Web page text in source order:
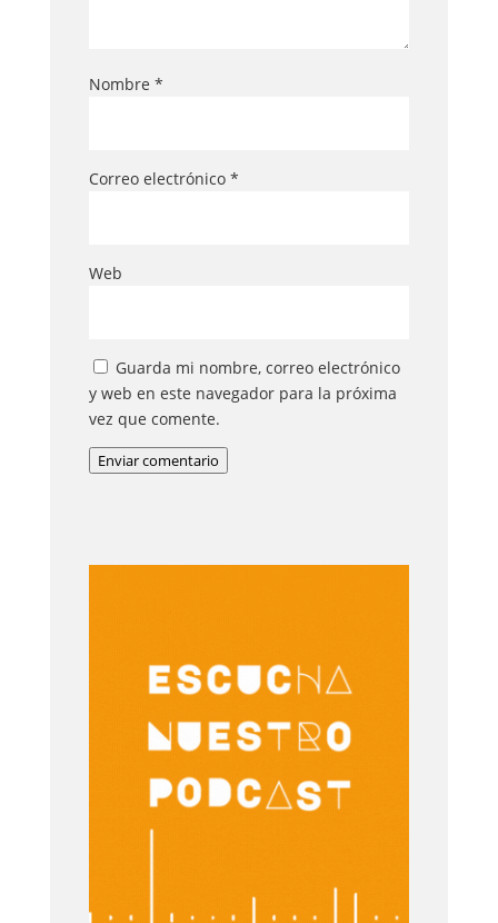
Nombre *
Correo electrónico *
Web
Guarda mi nombre, correo electrónico
y web en este navegador para la próxima
vez que comente.
Enviar comentario